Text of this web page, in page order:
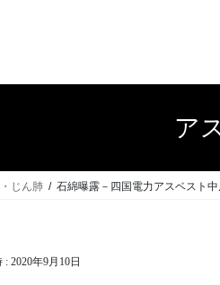
ア
じん肺 石綿曝露－四国電力アスベスト
: 2020年9月10日